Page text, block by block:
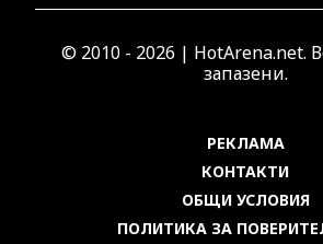
© 2010 - 2026 | HotArena.net.
запазени.
РЕКЛАМА
КОНТАКТИ
ОБЩИ УСЛОВИЯ
ПОЛИТИКА ЗА